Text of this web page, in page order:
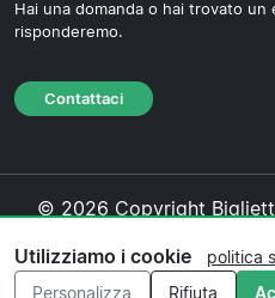
Hai una domanda o hai trovato
risponderemo.
Contattaci
© 2026 Copyright
cookie·
Utilizziamo i cookie
politica
Personalizza
Rifiuta